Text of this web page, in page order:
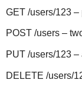
GET /users/123
POST /users –
PUT /users/123
DELETE /users/